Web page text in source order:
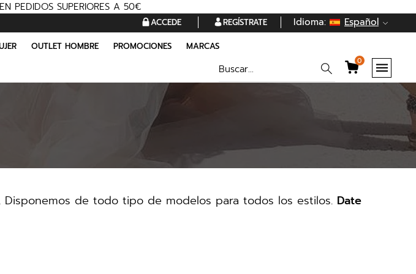
PEDIDOS SUPERIORES A 50€
ACCEDE REGÍSTRATE Idioma: Español
OUTLET HOMBRE PROMOCIONES MARCAS
0
de todo tipo de modelos para todos los estilos. Date